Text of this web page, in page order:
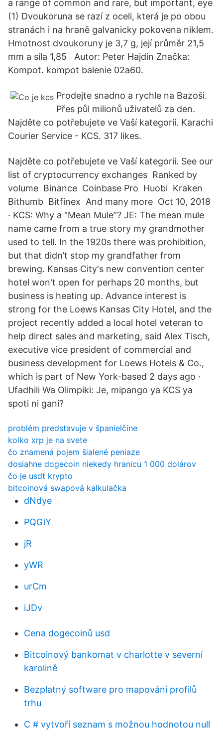
a range of common and rare, but important, eye
(1) Dvoukoruna se razí z oceli, která je po obou
stranách i na hraně galvanicky pokovena niklem.
Hmotnost dvoukoruny je 3,7 g, její průměr 21,5
mm a síla 1,85 Autor: Peter Hajdin Značka:
Kompot. kompot balenie 02a60.
Prodejte snadno a rychle na Bazoši.
Přes půl milionů uživatelů za den.
Najděte co potřebujete ve Vaší kategorii. Karachi
Courier Service - KCS. 317 likes.
Najděte co potřebujete ve Vaší kategorii. See our
list of cryptocurrency exchanges ️ Ranked by
volume ️ Binance ️ Coinbase Pro ️ Huobi ️ Kraken ️
Bithumb ️ Bitfinex ️ And many more ️ Oct 10, 2018
· KCS: Why a “Mean Mule”? JE: The mean mule
name came from a true story my grandmother
used to tell. In the 1920s there was prohibition,
but that didn’t stop my grandfather from
brewing. Kansas City's new convention center
hotel won't open for perhaps 20 months, but
business is heating up. Advance interest is
strong for the Loews Kansas City Hotel, and the
project recently added a local hotel veteran to
help direct sales and marketing, said Alex Tisch,
executive vice president of commercial and
business development for Loews Hotels & Co.,
which is part of New York-based 2 days ago ·
Ufadhili Wa Olimpiki: Je, mipango ya KCS ya
spoti ni gani?
problém predstavuje v španielčine
kolko xrp je na svete
čo znamená pojem šialené peniaze
dosiahne dogecoin niekedy hranicu 1 000 dolárov
čo je usdt krypto
bitcoinová swapová kalkulačka
dNdye
PQGiY
jR
yWR
urCm
iJDv
Cena dogecoinů usd
Bitcoinový bankomat v charlotte v severní
karolině
Bezplatný software pro mapování profilů
trhu
C # vytvoří seznam s možnou hodnotou null